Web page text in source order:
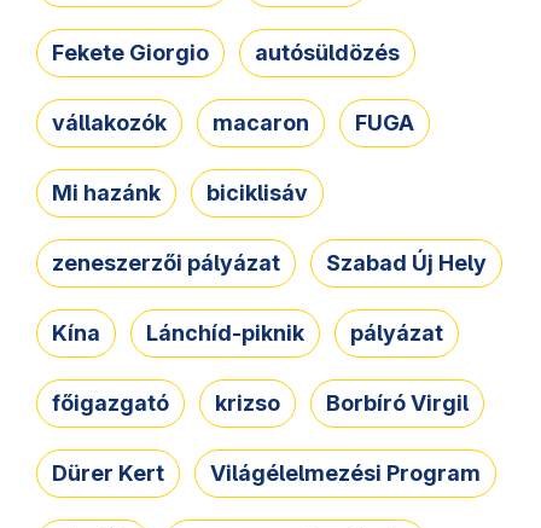
Fekete Giorgio autósüldözés
vállakozók macaron FUGA
Mi hazánk biciklisáv
zeneszerzői pályázat Szabad Új Hely
Kína Lánchíd-piknik pályázat
főigazgató krizso Borbíró Virgil
Dürer Kert Világélelmezési Program